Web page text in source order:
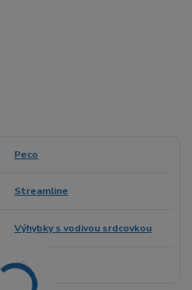
Peco
Streamline
Výhybky s vodivou srdcovkou
80